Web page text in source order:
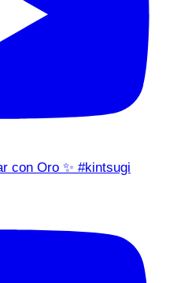
con Oro ✨ #kintsugi